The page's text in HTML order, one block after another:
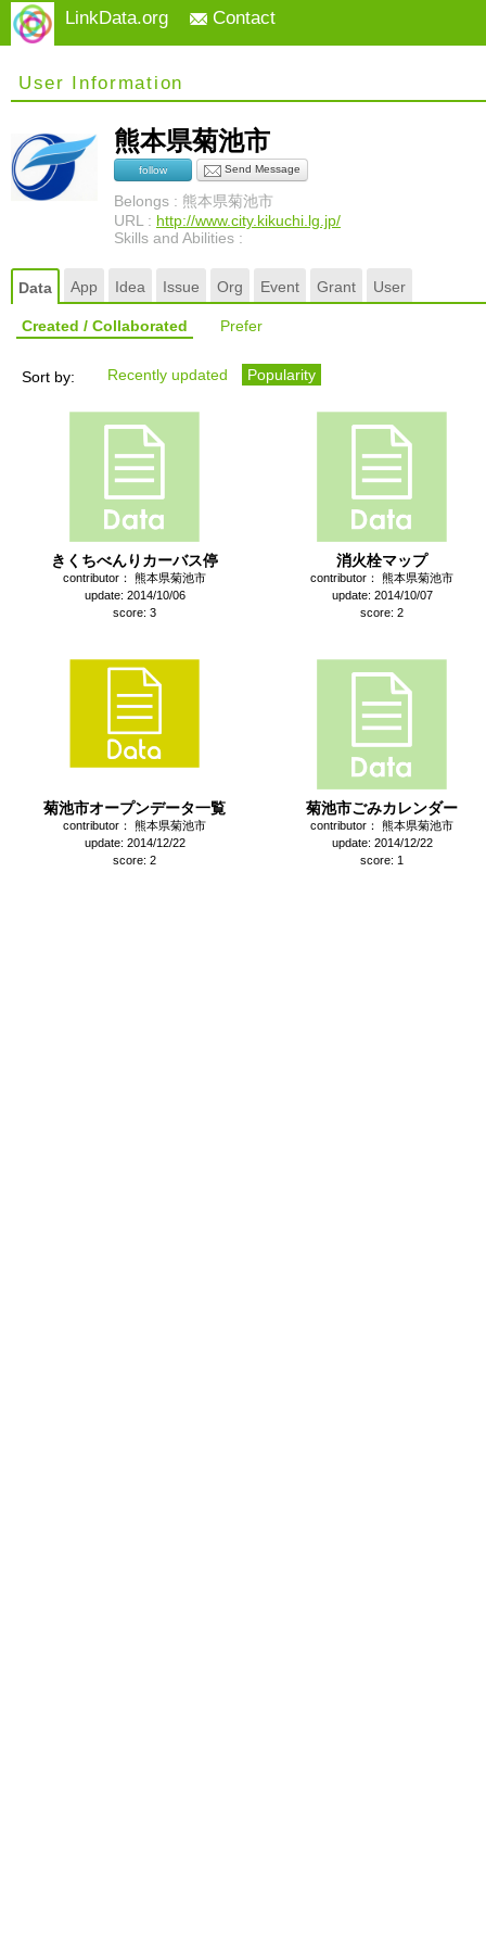
LinkData.org Contact
User Information
熊本県菊池市
follow Send Message
Belongs : 熊本県菊池市
URL : http://www.city.kikuchi.lg.jp/
Skills and Abilities :
Data App Idea Issue Org Event Grant User
Created / Collaborated Prefer
Sort by: Recently updated Popularity
きくちべんりカーバス停
contributor： 熊本県菊池市
update: 2014/10/06
score: 3
消火栓マップ
contributor： 熊本県菊池市
update: 2014/10/07
score: 2
菊池市オープンデータ一覧
contributor： 熊本県菊池市
update: 2014/12/22
score: 2
菊池市ごみカレンダー
contributor： 熊本県菊池市
update: 2014/12/22
score: 1